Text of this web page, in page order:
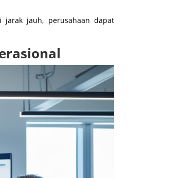
jarak jauh, perusahaan dapat